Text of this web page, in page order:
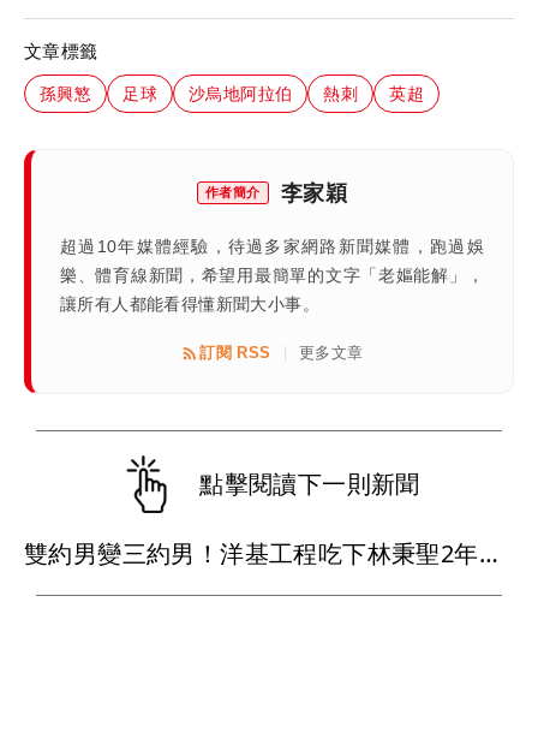
文章標籤
孫興慜 足球 沙烏地阿拉伯 熱刺 英超
作者簡介 李家穎
超過10年媒體經驗，待過多家網路新聞媒體，跑過娛
樂、體育線新聞，希望用最簡單的文字「老嫗能解」，
讓所有人都能看得懂新聞大小事。
訂閱 RSS 更多文章
點擊閱讀下一則新聞
雙約男變三約男！洋基工程吃下林秉聖2年合約 戰神超暖背官司又送球員